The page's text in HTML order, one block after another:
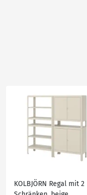
KOLBJÖRN Regal mit 2